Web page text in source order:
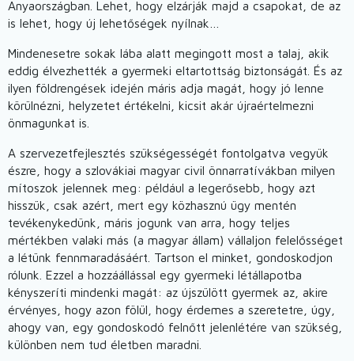
Anyaországban. Lehet, hogy elzárják majd a csapokat, de az
is lehet, hogy új lehetőségek nyílnak…
Mindenesetre sokak lába alatt megingott most a talaj, akik
eddig élvezhették a gyermeki eltartottság biztonságát. És az
ilyen földrengések idején máris adja magát, hogy jó lenne
körülnézni, helyzetet értékelni, kicsit akár újraértelmezni
önmagunkat is.
A szervezetfejlesztés szükségességét fontolgatva vegyük
észre, hogy a szlovákiai magyar civil önnarratívákban milyen
mítoszok jelennek meg: például a legerősebb, hogy azt
hisszük, csak azért, mert egy közhasznú ügy mentén
tevékenykedünk, máris jogunk van arra, hogy teljes
mértékben valaki más (a magyar állam) vállaljon felelősséget
a létünk fennmaradásáért. Tartson el minket, gondoskodjon
rólunk. Ezzel a hozzáállással egy gyermeki létállapotba
kényszeríti mindenki magát: az újszülött gyermek az, akire
érvényes, hogy azon fölül, hogy érdemes a szeretetre, úgy,
ahogy van, egy gondoskodó felnőtt jelenlétére van szükség,
különben nem tud életben maradni.